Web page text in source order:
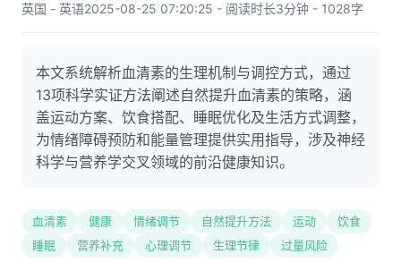
英国 - 英语2025-08-25 07:20:25 - 阅读时长3分钟 - 1028字
本文系统解析血清素的生理机制与调控方式，通过
13项科学实证方法阐述自然提升血清素的策略，涵
盖运动方案、饮食搭配、睡眠优化及生活方式调整，
为情绪障碍预防和能量管理提供实用指导，涉及神经
科学与营养学交叉领域的前沿健康知识。
血清素 健康 情绪调节 自然提升方法 运动
饮食
睡眠
营养补充 心理调节 生理节律 过量风险